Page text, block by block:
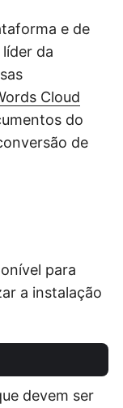
e de
da
Cloud
do
de
para
a instalação
devem ser